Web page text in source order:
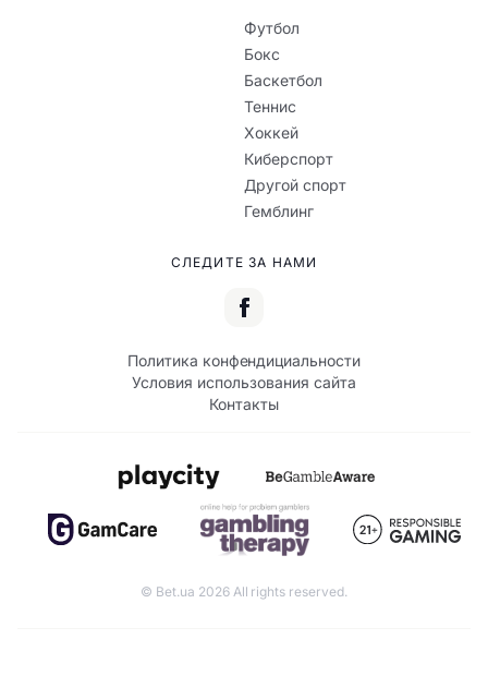
Футбол
Бокс
Баскетбол
Теннис
Хоккей
Киберспорт
Другой спорт
Гемблинг
СЛЕДИТЕ ЗА НАМИ
Политика конфендициальности
Условия использования сайта
Контакты
© Bet.ua 2026 All rights reserved.